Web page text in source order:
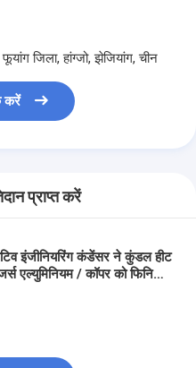
​​फूयांग जिला, हांग्जो, झेजियांग, चीन
करें
प्राप्त करें
इंजीनियरिंग कंडेंसर ने कुंडल हीट
एल्युमिनियम / कॉपर को फिनिस